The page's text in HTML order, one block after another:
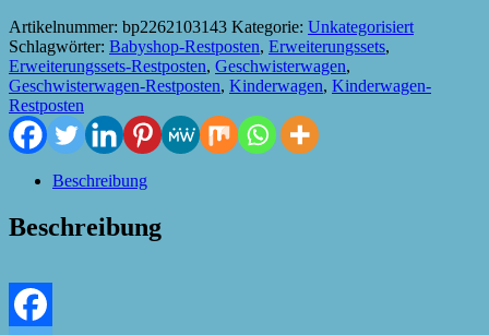
Artikelnummer: bp2262103143 Kategorie: Unkategorisiert
Schlagwörter: Babyshop-Restposten, Erweiterungssets,
Erweiterungssets-Restposten, Geschwisterwagen,
Geschwisterwagen-Restposten, Kinderwagen, Kinderwagen-
Restposten
Beschreibung
Beschreibung